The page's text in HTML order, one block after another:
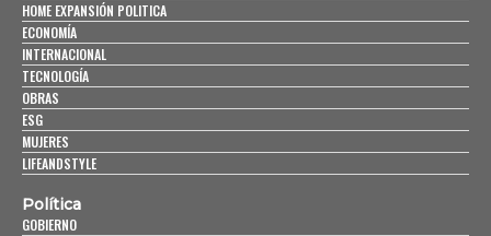
HOME EXPANSIÓN POLITICA
ECONOMÍA
INTERNACIONAL
TECNOLOGÍA
OBRAS
ESG
MUJERES
LIFEANDSTYLE
Política
GOBIERNO